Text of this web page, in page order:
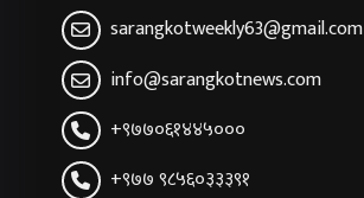
sarangkotweekly63@gmail.com
info@sarangkotnews.com
+९७७०६१४४५०००
+९७७ ९८५६०३३३९१